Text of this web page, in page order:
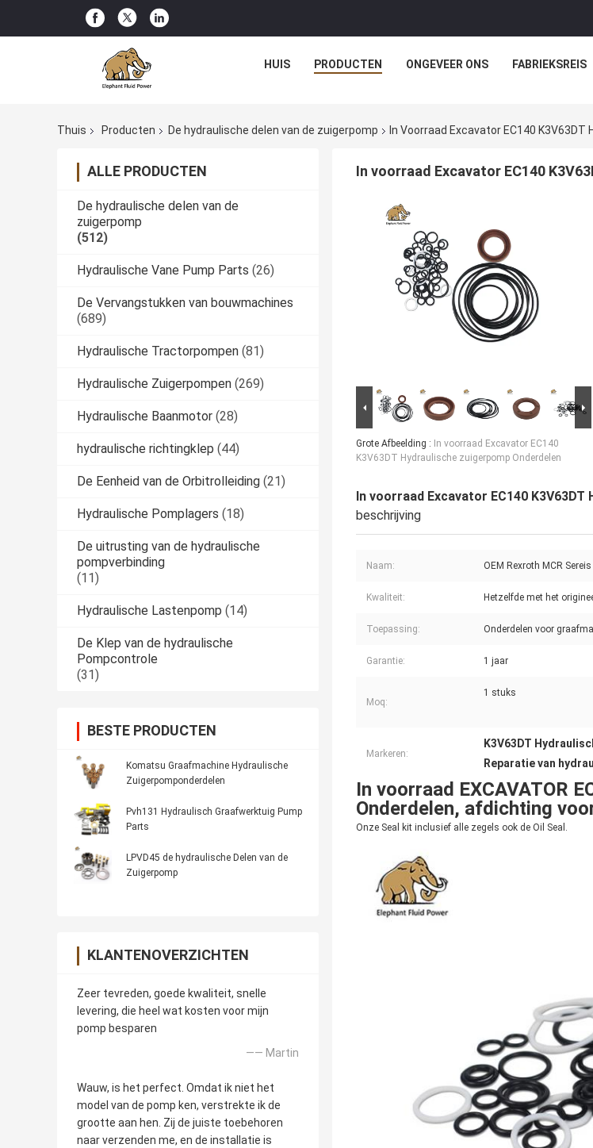
HUIS PRODUCTEN ONGEVEER ONS FABRIEKSREIS
Thuis Producten De hydraulische delen van de zuigerpomp In Voorraad Excavator EC140
ALLE PRODUCTEN
De hydraulische delen van de
zuigerpomp
(512)
Hydraulische Vane Pump Parts (26)
De Vervangstukken van bouwmachines
(689)
Hydraulische Tractorpompen (81)
Hydraulische Zuigerpompen (269)
Hydraulische Baanmotor (28)
hydraulische richtingklep (44)
De Eenheid van de Orbitrolleiding (21)
Hydraulische Pomplagers (18)
De uitrusting van de hydraulische
pompverbinding
(11)
Hydraulische Lastenpomp (14)
De Klep van de hydraulische
Pompcontrole
(31)
BESTE PRODUCTEN
Komatsu Graafmachine Hydraulische
Zuigerpomponderdelen
Pvh131 Hydraulisch Graafwerktuig Pump
Parts
LPVD45 de hydraulische Delen van de
Zuigerpomp
KLANTENOVERZICHTEN
Zeer tevreden, goede kwaliteit, snelle
levering, die heel wat kosten voor mijn
pomp besparen
—— Martin
Wauw, is het perfect. Omdat ik niet het
model van de pomp ken, verstrekte ik de
grootte aan hen. Zij de juiste toebehoren
naar verzenden me, en de installatie is
In voorraad Excavator EC140
Grote Afbeelding : In voorraad Excavator EC140
K3V63DT Hydraulische zuigerpomp Onderdelen
In voorraad Excavator EC140
beschrijving
Naam: OEM Rexroth MCR Sereis
Kwaliteit: Hetzelfde met het
Toepassing: Onderdelen voor
Garantie: 1 jaar
Moq:
1 stuks
Markeren:
K3V63DT
Reparatie van
In voorraad EXCAVATOR
Onderdelen, afdichting
Onze Seal kit inclusief alle zegels ook de Oil Seal.